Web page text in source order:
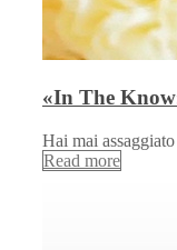
«In The
Hai mai
Read more